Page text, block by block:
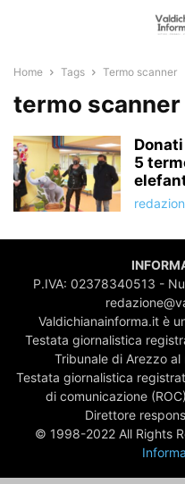
Home Tags Termo scanner
termo scanner
5
P.IVA: 02378340513 -
Valdichianainforma.it è
Testata giornalistica
Tribunale di Arezzo
Testata giornalistica
di comunicazione
Direttore
© 1998-2022 All Rights